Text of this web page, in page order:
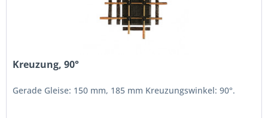
Kreuzung, 90°
Gerade Gleise: 150 mm, 185 mm Kreuzungswinkel: 90°.